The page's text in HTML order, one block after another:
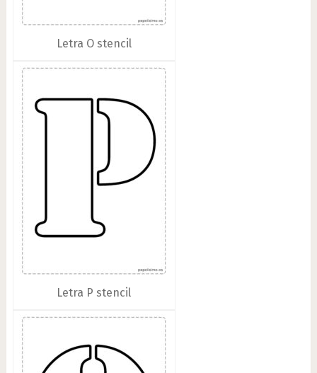
Letra O stencil
Letra P stencil